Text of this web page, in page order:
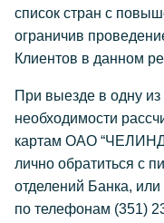
список стран с
ограничив
Клиентов в данном
При выезде в одну
необходимости
картам ОАО
лично обратиться с
отделений Банка,
по телефонам (351)